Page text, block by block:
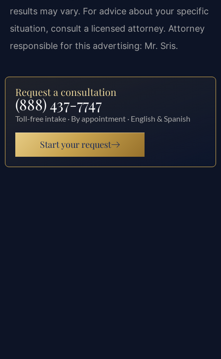
results may vary. For advice about your specific
situation, consult a licensed attorney. Attorney
responsible for this advertising: Mr. Sris.
Request a consultation
(888) 437-7747
Toll-free intake · By appointment · English & Spanish
Start your request